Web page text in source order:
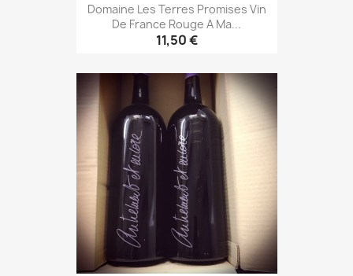
Domaine Les Terres Promises Vin
De France Rouge A Ma...
11,50 €